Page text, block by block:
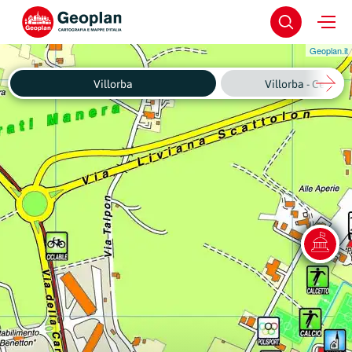
Geoplan.it
Villorba Villorba - Centro